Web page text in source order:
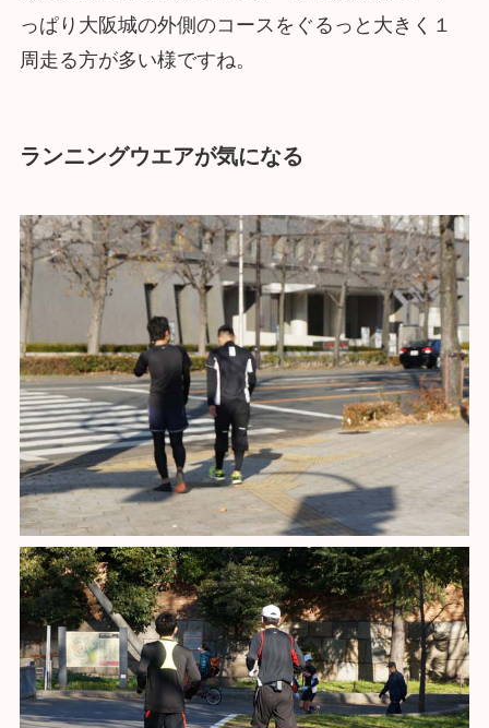
っぱり大阪城の外側のコースをぐるっと大きく１
周走る方が多い様ですね。
ランニングウエアが気になる